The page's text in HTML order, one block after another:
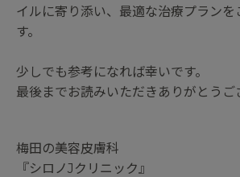
イルに寄り添い、最適な治療プランを
す。
少しでも参考になれば幸いです。
最後までお読みいただきありがとうご
梅田の美容皮膚科
『シロノJクリニック』